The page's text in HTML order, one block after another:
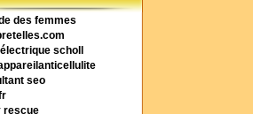
des femmes
scholl
seo
rescue